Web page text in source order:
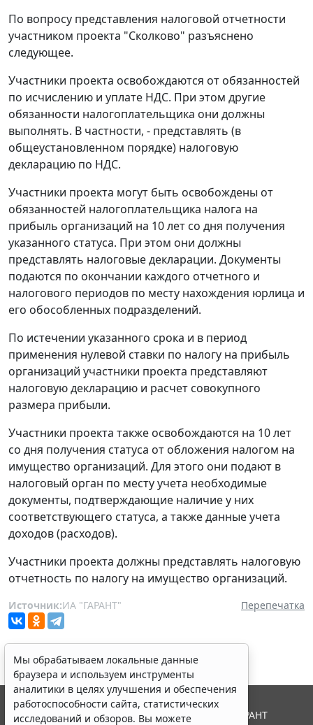
По вопросу представления налоговой отчетности
участником проекта "Сколково" разъяснено
следующее.
Участники проекта освобождаются от обязанностей
по исчислению и уплате НДС. При этом другие
обязанности налогоплательщика они должны
выполнять. В частности, - представлять (в
общеустановленном порядке) налоговую
декларацию по НДС.
Участники проекта могут быть освобождены от
обязанностей налогоплательщика налога на
прибыль организаций на 10 лет со дня получения
указанного статуса. При этом они должны
представлять налоговые декларации. Документы
подаются по окончании каждого отчетного и
налогового периодов по месту нахождения юрлица и
его обособленных подразделений.
По истечении указанного срока и в период
применения нулевой ставки по налогу на прибыль
организаций участники проекта представляют
налоговую декларацию и расчет совокупного
размера прибыли.
Участники проекта также освобождаются на 10 лет
со дня получения статуса от обложения налогом на
имущество организаций. Для этого они подают в
налоговый орган по месту учета необходимые
документы, подтверждающие наличие у них
соответствующего статуса, а также данные учета
доходов (расходов).
Участники проекта должны представлять налоговую
отчетность по налогу на имущество организаций.
Источник:ИА "ГАРАНТ" Перепечатка
Мы обрабатываем локальные данные
браузера и используем инструменты
аналитики в целях улучшения и обеспечения
работоспособности сайта, статистических
исследований и обзоров. Вы можете
© ООО "НПП "ГАРАНТ-СЕРВИС", 2026. Система ГАРАНТ